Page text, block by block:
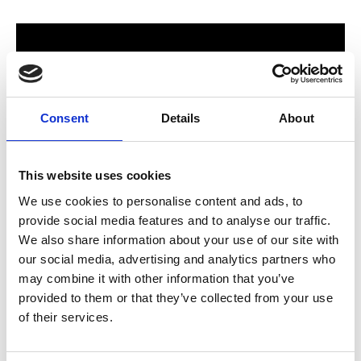
Consent Details About
This website uses cookies
We use cookies to personalise content and ads, to
provide social media features and to analyse our traffic.
We also share information about your use of our site with
our social media, advertising and analytics partners who
may combine it with other information that you’ve
provided to them or that they’ve collected from your use
of their services.
För hela familjen
2024 stod Varbergs nya butik och bygglagar klart. Förmodligen
ett av Sveriges mest välsorterade byggvaruhus som välkomnar
både dig som konsument och proffskund. Varbergs Trä har allt